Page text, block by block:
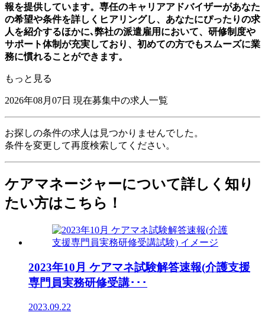
報を提供しています。専任のキャリアアドバイザーがあなた
の希望や条件を詳しくヒアリングし、あなたにぴったりの求
人を紹介するほかに､弊社の派遣雇用において、研修制度や
サポート体制が充実しており、初めての方でもスムーズに業
務に慣れることができます。
もっと見る
2026年08月07日 現在募集中の求人一覧
お探しの条件の求人は見つかりませんでした。
条件を変更して再度検索してください。
ケアマネージャーについて詳しく知り
たい方はこちら！
2023年10月 ケアマネ試験解答速報(介護支援
専門員実務研修受講･･･
2023.09.22